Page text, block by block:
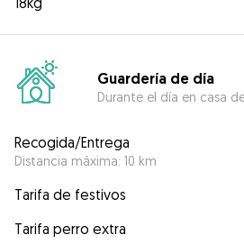
Guardería de día
Durante el día en casa
Recogida/Entrega
Distancia máxima: 10 km
Tarifa de festivos
Tarifa perro extra